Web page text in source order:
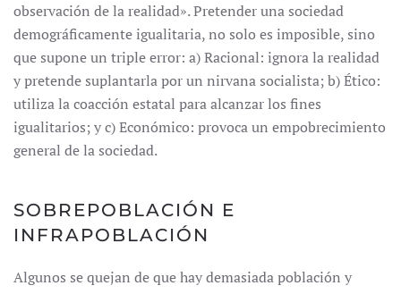
observación de la realidad». Pretender una sociedad
demográficamente igualitaria, no solo es imposible, sino
que supone un triple error: a) Racional: ignora la realidad
y pretende suplantarla por un nirvana socialista; b) Ético:
utiliza la coacción estatal para alcanzar los fines
igualitarios; y c) Económico: provoca un empobrecimiento
general de la sociedad.
SOBREPOBLACIÓN E
INFRAPOBLACIÓN
Algunos se quejan de que hay demasiada población y